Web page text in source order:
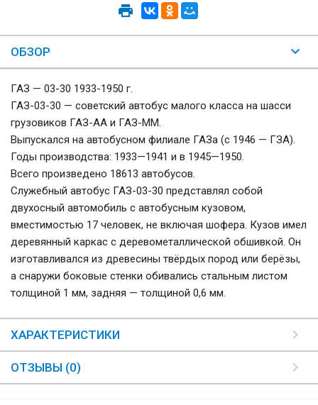
ОБЗОР
ГАЗ — 03-30 1933-1950 г.
ГАЗ-03-30 — советский автобус малого класса на шасси
грузовиков ГАЗ-АА и ГАЗ-ММ.
Выпускался на автобусном филиале ГАЗа (с 1946 — ГЗА).
Годы производства: 1933—1941 и в 1945—1950.
Всего произведено 18613 автобусов.
Служебный автобус ГАЗ-03-30 представлял собой
двухосный автомобиль с автобусным кузовом,
вместимостью 17 человек, не включая шофера. Кузов имел
деревянный каркас с деревометаллической обшивкой. Он
изготавливался из древесины твёрдых пород или берёзы,
а снаружи боковые стенки обивались стальным листом
толщиной 1 мм, задняя — толщиной 0,6 мм.
ХАРАКТЕРИСТИКИ
ОТЗЫВЫ (0)